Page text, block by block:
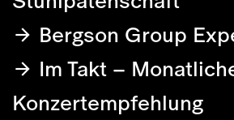
Bergson Group
Im Takt –
Konzertempfehlung